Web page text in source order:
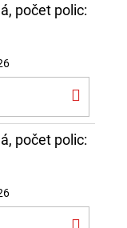
počet polic:
počet polic: